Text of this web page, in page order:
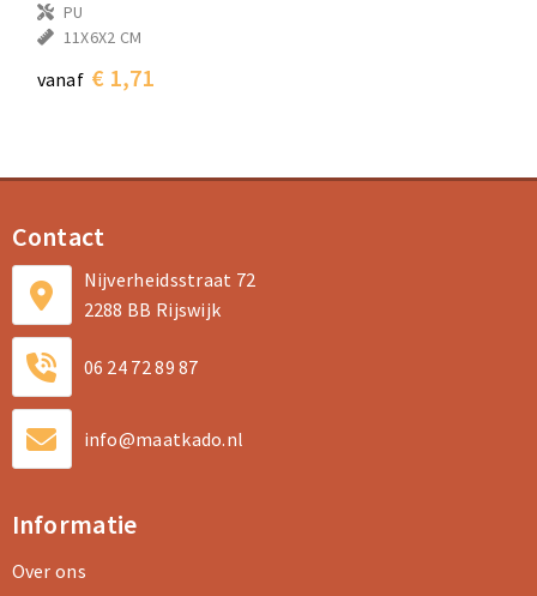
PU
11X6X2 CM
vanaf € 1,71
Contact
Nijverheidsstraat 72
2288 BB Rijswijk
06 24 72 89 87
info@maatkado.nl
Informatie
Over ons